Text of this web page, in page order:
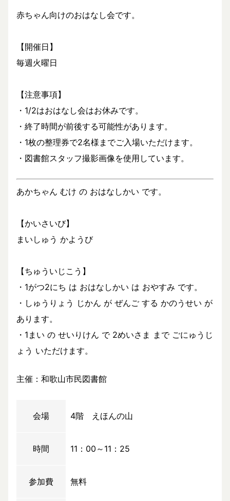
赤ちゃん向けのおはなし会です。
【開催日】
毎週火曜日
【注意事項】
・1/2はおはなし会はお休みです。
・終了時間が前後する可能性があります。
・1枚の整理券で2名様までご入場いただけます。
・図書館スタッフ撮影画像を使用しています。
あかちゃん むけ の おはなしかい です。
【かいさいび】
まいしゅう かようび
【ちゅういじこう】
・1がつ2にち は おはなしかい は おやすみ です。
・しゅうりょう じかん が ぜんご する かのうせい が
あります。
・1まい の せいりけん で 2めいさま まで ごにゅうじ
ょう いただけます。
主催：和歌山市民図書館
会場 4階 えほんの山
時間 11：00～11：25
参加費 無料